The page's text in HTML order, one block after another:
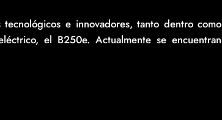
e innovadores, tanto dentro como
el B250e. Actualmente se encuentran